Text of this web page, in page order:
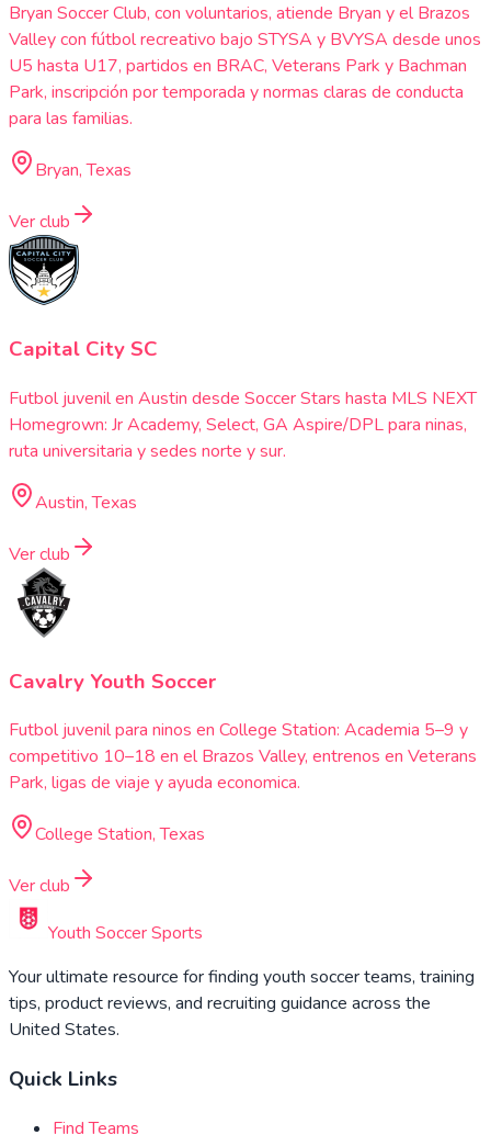
Bryan Soccer Club, con voluntarios, atiende Bryan y el Brazos
Valley con fútbol recreativo bajo STYSA y BVYSA desde unos
U5 hasta U17, partidos en BRAC, Veterans Park y Bachman
Park, inscripción por temporada y normas claras de conducta
para las familias.
Bryan, Texas
Ver club
Capital City SC
Futbol juvenil en Austin desde Soccer Stars hasta MLS NEXT
Homegrown: Jr Academy, Select, GA Aspire/DPL para ninas,
ruta universitaria y sedes norte y sur.
Austin, Texas
Ver club
Cavalry Youth Soccer
Futbol juvenil para ninos en College Station: Academia 5–9 y
competitivo 10–18 en el Brazos Valley, entrenos en Veterans
Park, ligas de viaje y ayuda economica.
College Station, Texas
Ver club
Youth Soccer Sports
Your ultimate resource for finding youth soccer teams, training
tips, product reviews, and recruiting guidance across the
United States.
Quick Links
Find Teams